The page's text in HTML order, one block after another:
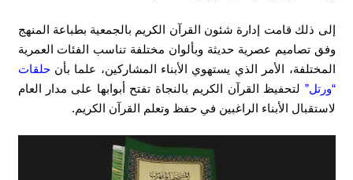
إلى ذلك قامت إدارة شئون القرآن الكريم بالجمعية بطباعة المنهج
وفق تصاميم عصرية حديثة وبألوان مختلفة تناسب الفئات العمرية
المختلفة، الأمر الذي يستهوي الأبناء المشاركين، علما بأنحلقات
“ورتل” لتحفيظ القرآن الكريم بالنجاة تفتح أبوابها على مدار العام
لاستقبال الأبناء الراغبين في حفظ وتعلم القرآن الكريم.